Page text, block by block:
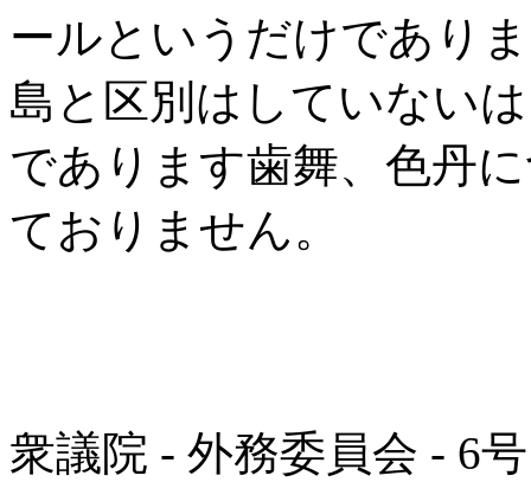
ールというだけであり
島と区別はしていない
であります歯舞、色丹
ておりません。
衆議院 - 外務委員会 - 6